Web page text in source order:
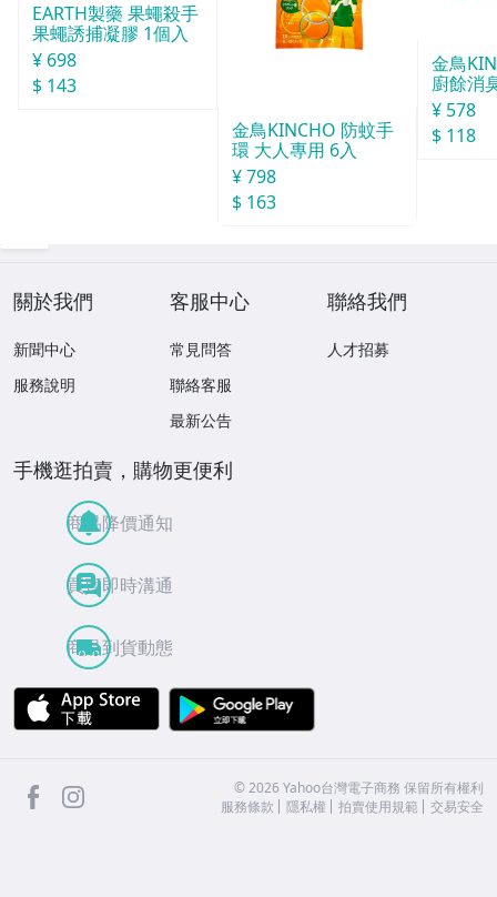
EARTH製藥 果蠅殺手
果蠅誘捕凝膠 1個入
¥ 698
$ 143
金鳥KINCHO 防蚊手
環 大人專用 6入
¥ 798
$ 163
金鳥
廚餘消
分
¥ 578
$ 118
關於我們
新聞中心
服務說明
客服中心
常見問答
聯絡客服
最新公告
聯絡我們
人才招募
手機逛拍賣，購物更便利
商品降價通知
買賣即時溝通
商品到貨動態
APP Store
facebook ©2026 Yahoo台灣電子商務 保留所有權利
服務條款
隱私權 拍賣使用規範 交易安全